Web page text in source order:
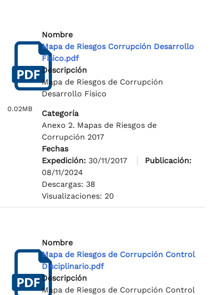
0.02MB
Nombre
Mapa de Riesgos Corrupción Desarrollo
Físico.pdf
Descripción
Mapa de Riesgos de Corrupción
Desarrollo Físico
Categoría
Anexo 2. Mapas de Riesgos de
Corrupción 2017
Fechas
Expedición: 30/11/2017
Publicación:
08/11/2024
Descargas: 38
Visualizaciones: 20
Nombre
Mapa de Riesgos de Corrupción Control
Disciplinario.pdf
Descripción
Mapa de Riesgos de Corrupción Control